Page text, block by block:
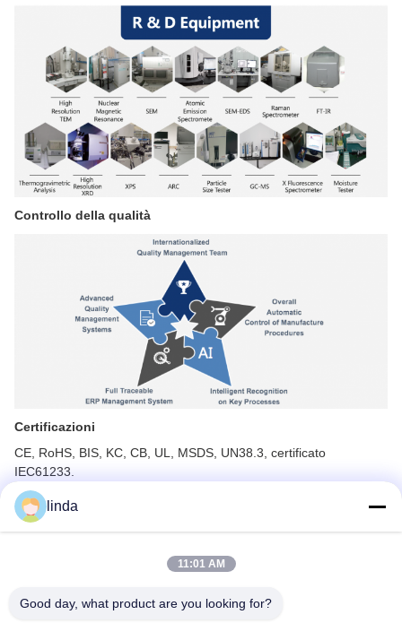
Controllo della qualità
Certificazioni
CE, RoHS, BIS, KC, CB, UL, MSDS, UN38.3, certificato
IEC61233.
linda
11:01 AM
Good day, what product are you looking for?